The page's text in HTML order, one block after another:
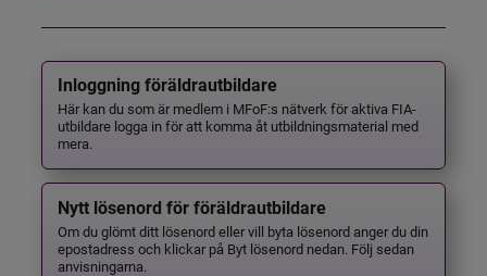
Inloggning föräldrautbildare
Här kan du som är medlem i MFoF:s nätverk för aktiva FIA-
utbildare logga in för att komma åt utbildningsmaterial med
mera.
Nytt lösenord för föräldrautbildare
Om du glömt ditt lösenord eller vill byta lösenord anger du din
epostadress och klickar på Byt lösenord nedan. Följ sedan
anvisningarna.